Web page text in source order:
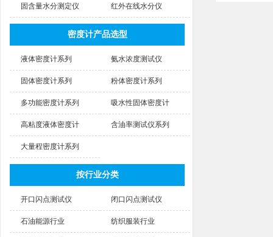
固含量水分测定仪 红外在线水分仪
密度计产品选型
液体密度计系列 氨水浓度测试仪
固体密度计系列 粉体密度计系列
多功能密度计系列 吸水性固体密度计
高粘度液体密度计 含油率测试仪系列
大量程密度计系列
按行业分类
开口闪点测试仪 闭口闪点测试仪
石油能源行业 纺织服装行业